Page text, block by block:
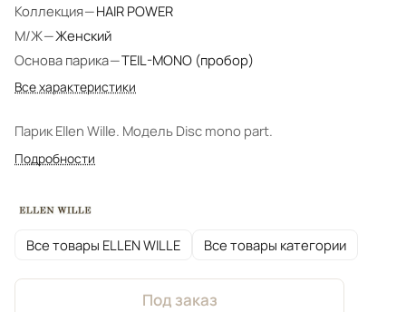
Коллекция—HAIR POWER
М/Ж—Женский
Основа парика—TEIL-MONO (пробор)
Все характеристики
Парик Ellen Wille. Модель Disc mono part.
Подробности
Все товары ELLEN WILLE Все товары категории
Под заказ